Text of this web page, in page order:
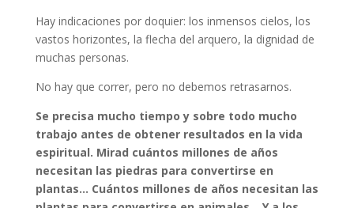
Hay indicaciones por doquier: los inmensos cielos, los
vastos horizontes, la flecha del arquero, la dignidad de
muchas personas.
No hay que correr, pero no debemos retrasarnos.
Se precisa mucho tiempo y sobre todo mucho
trabajo antes de obtener resultados en la vida
espiritual. Mirad cuántos millones de años
necesitan las piedras para convertirse en
plantas… Cuántos millones de años necesitan las